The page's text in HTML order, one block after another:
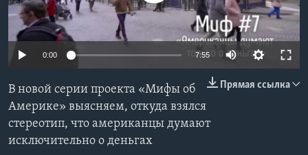
Learning English
СОЦИАЛЬНЫЕ СЕТИ
Языки
0:00 7:55
Прямая ссылка
В новой серии проекта «Мифы об
Америке» выясняем, откуда взялся
стереотип, что американцы думают
исключительно о деньгах